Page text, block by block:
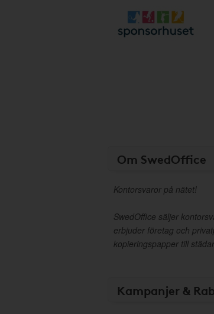
Om SwedOffice
Kontorsvaror på nätet!
SwedOffice säljer
erbjuder företag och
kopieringspapper till
Kampanjer &